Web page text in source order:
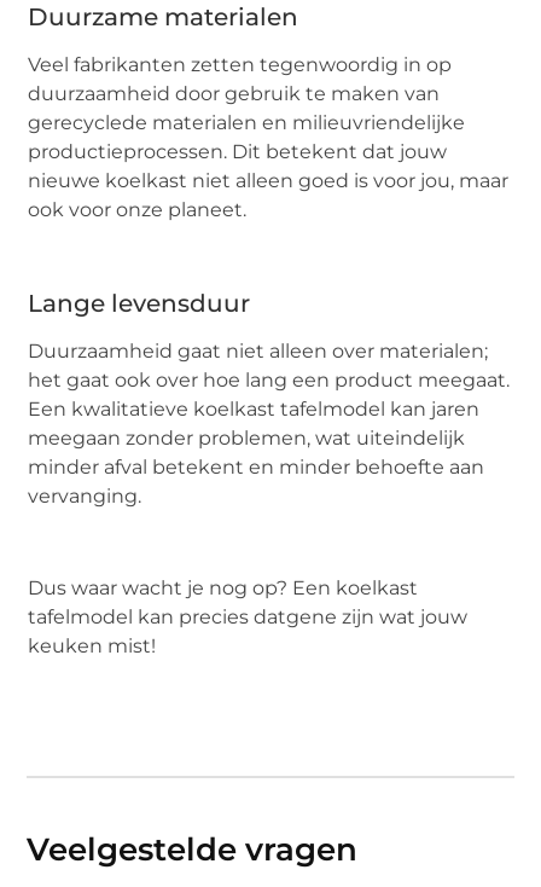
Duurzame materialen
Veel fabrikanten zetten tegenwoordig in op
duurzaamheid door gebruik te maken van
gerecyclede materialen en milieuvriendelijke
productieprocessen. Dit betekent dat jouw
nieuwe koelkast niet alleen goed is voor jou, maar
ook voor onze planeet.
Lange levensduur
Duurzaamheid gaat niet alleen over materialen;
het gaat ook over hoe lang een product meegaat.
Een kwalitatieve koelkast tafelmodel kan jaren
meegaan zonder problemen, wat uiteindelijk
minder afval betekent en minder behoefte aan
vervanging.
Dus waar wacht je nog op? Een koelkast
tafelmodel kan precies datgene zijn wat jouw
keuken mist!
Veelgestelde vragen